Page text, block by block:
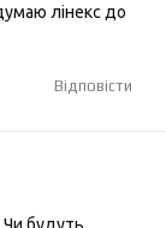
лінекс до
Відповісти
будуть